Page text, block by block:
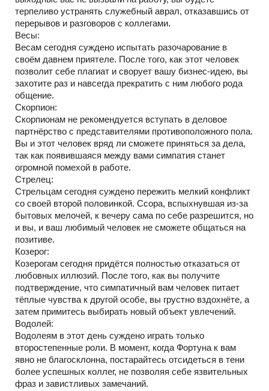
терпеливо устранять служебный аврал, отказавшись от
перерывов и разговоров с коллегами.
Весы:
Весам сегодня суждено испытать разочарование в
своём давнем приятеле. После того, как этот человек
позволит себе плагиат и сворует вашу бизнес-идею, вы
захотите раз и навсегда прекратить с ним любого рода
общение.
Скорпион:
Скорпионам не рекомендуется вступать в деловое
партнёрство с представителями противоположного пола.
Вы и этот человек вряд ли сможете приняться за дела,
так как появившаяся между вами симпатия станет
огромной помехой в работе.
Стрелец:
Стрельцам сегодня суждено пережить мелкий конфликт
со своей второй половинкой. Ссора, вспыхнувшая из-за
бытовых мелочей, к вечеру сама по себе разрешится, но
и вы, и ваш любимый человек не сможете общаться на
позитиве.
Козерог:
Козерогам сегодня придётся полностью отказаться от
любовных иллюзий. После того, как вы получите
подтверждение, что симпатичный вам человек питает
тёплые чувства к другой особе, вы грустно вздохнёте, а
затем примитесь выбирать новый объект увлечений.
Водолей:
Водолеям в этот день суждено играть только
второстепенные роли. В момент, когда Фортуна к вам
явно не благосклонна, постарайтесь отсидеться в тени
более успешных коллег, не позволяя себе язвительных
фраз и завистливых замечаний.